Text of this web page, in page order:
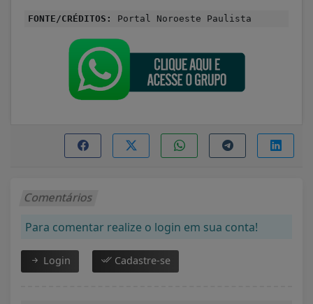
FONTE/CRÉDITOS: Portal Noroeste Paulista
Comentários
Para comentar realize o login em sua conta!
Login Cadastre-se